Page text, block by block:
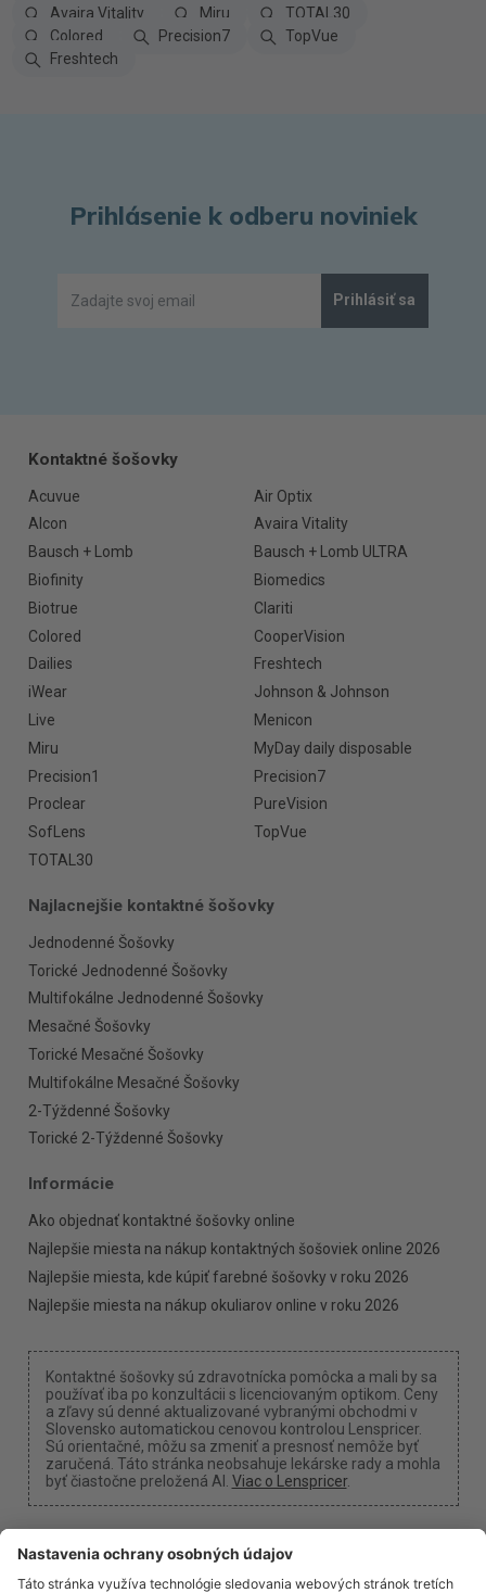
Avaira Vitality
Miru
TOTAL30
Colored
Precision7
TopVue
Freshtech
Prihlásenie k odberu noviniek
Prihlásiť sa
Kontaktné šošovky
Acuvue
Air Optix
Alcon
Avaira Vitality
Bausch + Lomb
Bausch + Lomb ULTRA
Biofinity
Biomedics
Biotrue
Clariti
Colored
CooperVision
Dailies
Freshtech
iWear
Johnson & Johnson
Live
Menicon
Miru
MyDay daily disposable
Precision1
Precision7
Proclear
PureVision
SofLens
TopVue
TOTAL30
Najlacnejšie kontaktné šošovky
Jednodenné Šošovky
Torické Jednodenné Šošovky
Multifokálne Jednodenné Šošovky
Mesačné Šošovky
Torické Mesačné Šošovky
Multifokálne Mesačné Šošovky
2-Týždenné Šošovky
Torické 2-Týždenné Šošovky
Informácie
Ako objednať kontaktné šošovky online
Najlepšie miesta na nákup kontaktných šošoviek online 2026
Najlepšie miesta, kde kúpiť farebné šošovky v roku 2026
Najlepšie miesta na nákup okuliarov online v roku 2026
Kontaktné šošovky sú zdravotnícka pomôcka a mali by sa
používať iba po konzultácii s licenciovaným optikom. Ceny
a zľavy sú denné aktualizované vybranými obchodmi v
Slovensko automatickou cenovou kontrolou Lenspricer.
Sú orientačné, môžu sa zmeniť a presnosť nemôže byť
zaručená. Táto stránka neobsahuje lekárske rady a mohla
byť čiastočne preložená AI. Viac o Lenspricer.